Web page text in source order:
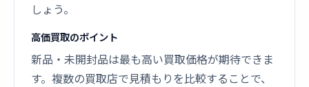
しょう。
高価買取のポイント
新品・未開封品は最も高い買取価格が期待できま
す。複数の買取店で見積もりを比較することで、